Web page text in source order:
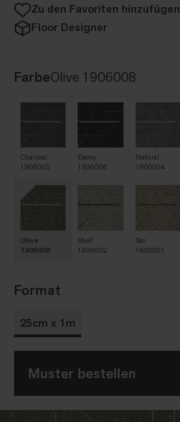
Zu den Favoriten hinzufügen
Floor Designer
FarbeOlive 1906008
Charcoal
1906005
Ebony
1906006
Natural
1906004
Olive
1906008
Shell
1906002
Tan
1906001
Format
25cm x 1m
Muster bestellen